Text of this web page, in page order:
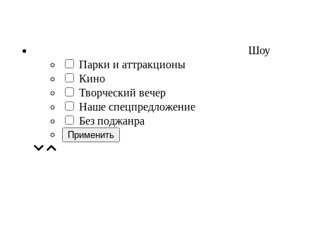
Шоу
Парки и аттракционы
Кино
Творческий вечер
Наше спецпредложение
Без поджанра
Применить